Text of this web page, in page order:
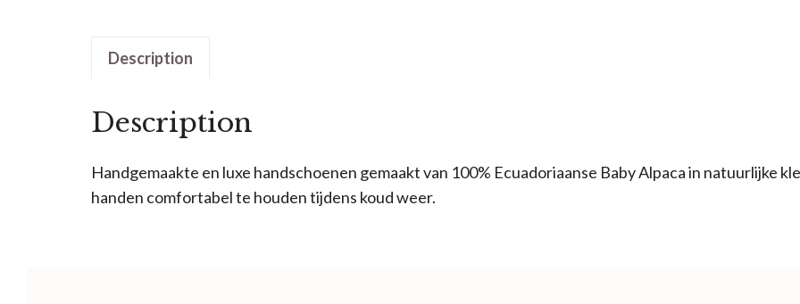
Description
Description
Handgemaakte en luxe handschoenen gemaakt van 100% Ecuadoriaanse Baby Alpaca in natuurlijke
handen comfortabel te houden tijdens koud weer.